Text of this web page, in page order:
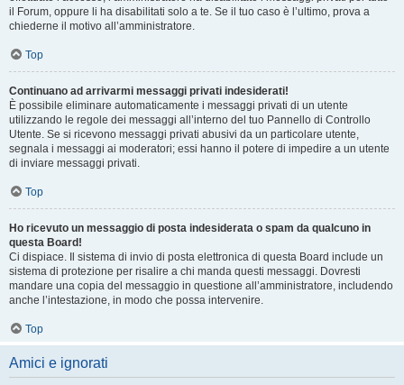
il Forum, oppure li ha disabilitati solo a te. Se il tuo caso è l’ultimo, prova a
chiederne il motivo all’amministratore.
Top
Continuano ad arrivarmi messaggi privati indesiderati!
È possibile eliminare automaticamente i messaggi privati ​​di un utente
utilizzando le regole dei messaggi all’interno del tuo Pannello di Controllo
Utente. Se si ricevono messaggi privati ​​abusivi da un particolare utente,
segnala i messaggi ai moderatori; essi hanno il potere di impedire a un utente
di inviare messaggi privati​​.
Top
Ho ricevuto un messaggio di posta indesiderata o spam da qualcuno in
questa Board!
Ci dispiace. Il sistema di invio di posta elettronica di questa Board include un
sistema di protezione per risalire a chi manda questi messaggi. Dovresti
mandare una copia del messaggio in questione all’amministratore, includendo
anche l’intestazione, in modo che possa intervenire.
Top
Amici e ignorati